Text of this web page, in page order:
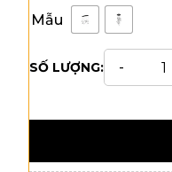
Mẫu
SỐ LƯỢNG: